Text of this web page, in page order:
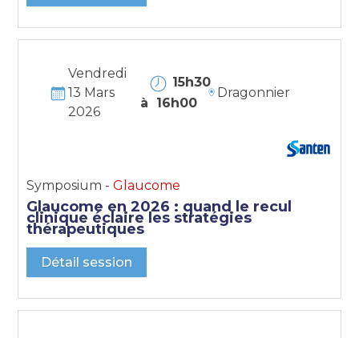
Vendredi
13 Mars
2026
15h30
à 16h00
Dragonnier
Symposium -Glaucome
Glaucome en 2026 : quand le recul
clinique éclaire les stratégies
thérapeutiques
Détail session